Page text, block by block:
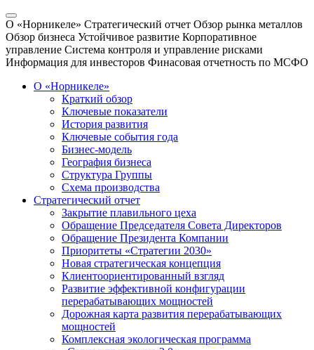
О «Норникеле» Стратегический отчет Обзор рынка металлов
Обзор бизнеса Устойчивое развитие Корпоративное
управление Система контроля и управление рисками
Информация для инвесторов Финасовая отчетность по МСФО
О «Норникеле»
Краткий обзор
Ключевые показатели
История развития
Ключевые события года
Бизнес-модель
География бизнеса
Структура Группы
Схема производства
Стратегический отчет
Закрытие плавильного цеха
Обращение Председателя Совета Директоров
Обращение Президента Компании
Приоритеты «Стратегии 2030»
Новая стратегическая концепция
Клиентоориентированный взгляд
Развитие эффективной конфигурации
перерабатывающих мощностей
Дорожная карта развития перерабатывающих
мощностей
Комплексная экологическая программа